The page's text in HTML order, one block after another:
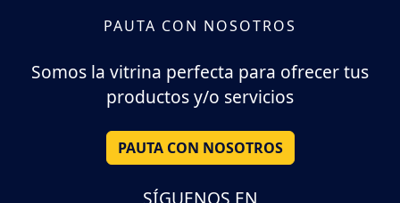
PAUTA CON NOSOTROS
Somos la vitrina perfecta para ofrecer tus
productos y/o servicios
PAUTA CON NOSOTROS
SÍGUENOS EN